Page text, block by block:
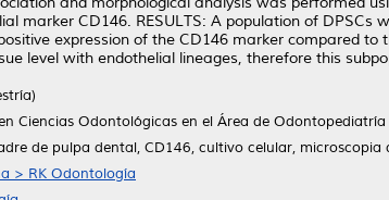
marker CD146. RESULTS: A population of
expression of the CD146 marker compared to
level with endothelial lineages, therefore this
Ciencias Odontológicas en el Área de Odontopediatría
de pulpa dental, CD146, cultivo celular, microscopia
> RK Odontología